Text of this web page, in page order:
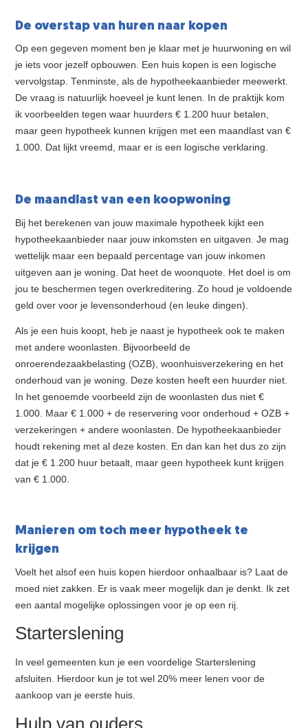
De overstap van huren naar kopen
Op een gegeven moment ben je klaar met je huurwoning en wil
je iets voor jezelf opbouwen. Een huis kopen is een logische
vervolgstap. Tenminste, als de hypotheekaanbieder meewerkt.
De vraag is natuurlijk hoeveel je kunt lenen. In de praktijk kom
ik voorbeelden tegen waar huurders € 1.200 huur betalen,
maar geen hypotheek kunnen krijgen met een maandlast van €
1.000. Dat lijkt vreemd, maar er is een logische verklaring.
De maandlast van een koopwoning
Bij het berekenen van jouw maximale hypotheek kijkt een
hypotheekaanbieder naar jouw inkomsten en uitgaven. Je mag
wettelijk maar een bepaald percentage van jouw inkomen
uitgeven aan je woning. Dat heet de woonquote. Het doel is om
jou te beschermen tegen overkreditering. Zo houd je voldoende
geld over voor je levensonderhoud (en leuke dingen).
Als je een huis koopt, heb je naast je hypotheek ook te maken
met andere woonlasten. Bijvoorbeeld de
onroerendezaakbelasting (OZB), woonhuisverzekering en het
onderhoud van je woning. Deze kosten heeft een huurder niet.
In het genoemde voorbeeld zijn de woonlasten dus niet €
1.000. Maar € 1.000 + de reservering voor onderhoud + OZB +
verzekeringen + andere woonlasten. De hypotheekaanbieder
houdt rekening met al deze kosten. En dan kan het dus zo zijn
dat je € 1.200 huur betaalt, maar geen hypotheek kunt krijgen
van € 1.000.
Manieren om toch meer hypotheek te
krijgen
Voelt het alsof een huis kopen hierdoor onhaalbaar is? Laat de
moed niet zakken. Er is vaak meer mogelijk dan je denkt. Ik zet
een aantal mogelijke oplossingen voor je op een rij.
Starterslening
In veel gemeenten kun je een voordelige Starterslening
afsluiten. Hierdoor kun je tot wel 20% meer lenen voor de
aankoop van je eerste huis.
Hulp van ouders